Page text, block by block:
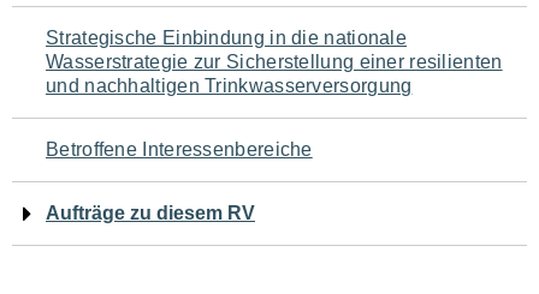
Navigation
für
den
Seiteninhalt
Strategische Einbindung in die nationale
Wasserstrategie zur Sicherstellung einer resilienten
und nachhaltigen Trinkwasserversorgung
Betroffene Interessenbereiche
Aufträge zu diesem RV